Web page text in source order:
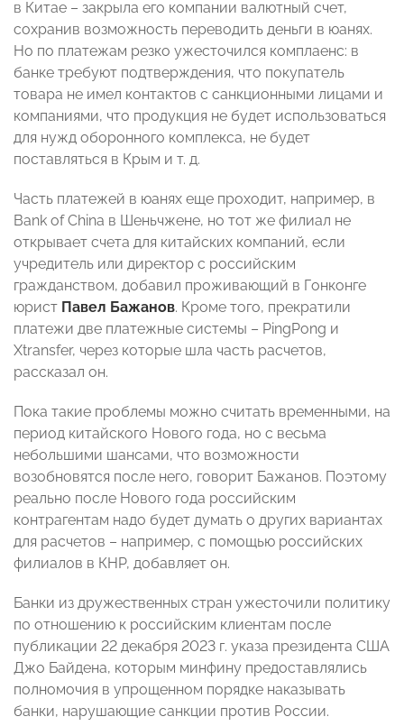
в Китае – закрыла его компании валютный счет,
сохранив возможность переводить деньги в юанях.
Но по платежам резко ужесточился комплаенс: в
банке требуют подтверждения, что покупатель
товара не имел контактов с санкционными лицами и
компаниями, что продукция не будет использоваться
для нужд оборонного комплекса, не будет
поставляться в Крым и т. д.
Часть платежей в юанях еще проходит, например, в
Bank of China в Шеньчжене, но тот же филиал не
открывает счета для китайских компаний, если
учредитель или директор с российским
гражданством, добавил проживающий в Гонконге
юрист Павел Бажанов. Кроме того, прекратили
платежи две платежные системы – PingPong и
Xtransfer, через которые шла часть расчетов,
рассказал он.
Пока такие проблемы можно считать временными, на
период китайского Нового года, но с весьма
небольшими шансами, что возможности
возобновятся после него, говорит Бажанов. Поэтому
реально после Нового года российским
контрагентам надо будет думать о других вариантах
для расчетов – например, с помощью российских
филиалов в КНР, добавляет он.
Банки из дружественных стран ужесточили политику
по отношению к российским клиентам после
публикации 22 декабря 2023 г. указа президента США
Джо Байдена, которым минфину предоставлялись
полномочия в упрощенном порядке наказывать
банки, нарушающие санкции против России.